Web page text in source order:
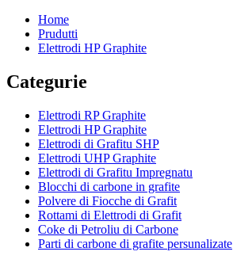
Home
Prudutti
Elettrodi HP Graphite
Categurie
Elettrodi RP Graphite
Elettrodi HP Graphite
Elettrodi di Grafitu SHP
Elettrodi UHP Graphite
Elettrodi di Grafitu Impregnatu
Blocchi di carbone in grafite
Polvere di Fiocche di Grafit
Rottami di Elettrodi di Grafit
Coke di Petroliu di Carbone
Parti di carbone di grafite persunalizate